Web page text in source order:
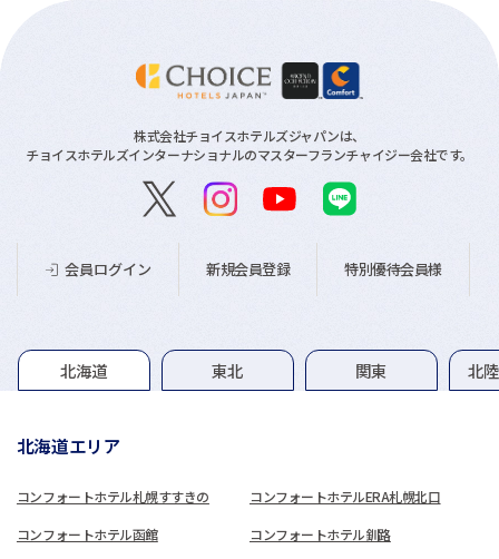
株式会社チョイスホテルズジャパンは、
チョイスホテルズインターナショナルのマスターフランチャイジー会社です。
会員ログイン 新規会員登録 特別優待会員様
グループホテル一覧
北海道 東北 関東 北
北海道エリア
コンフォートホテル札幌すすきの コンフォートホテルERA札幌北口
コンフォートホテル函館 コンフォートホテル釧路